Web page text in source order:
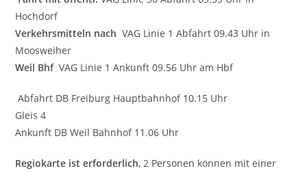
Hochdorf
Verkehrsmitteln nachVAG Linie 1 Abfahrt 09.43 Uhr in
Moosweiher
Weil BhfVAG Linie 1 Ankunft 09.56 Uhr am Hbf
Abfahrt DB Freiburg Hauptbahnhof 10.15 Uhr
Gleis 4
Ankunft DB Weil Bahnhof 11.06 Uhr
Regiokarte ist erforderlich, 2 Personen können mit einer